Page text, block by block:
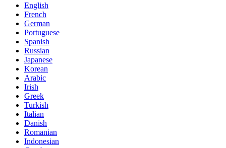
English
French
German
Portuguese
Spanish
Russian
Japanese
Korean
Arabic
Irish
Greek
Turkish
Italian
Danish
Romanian
Indonesian